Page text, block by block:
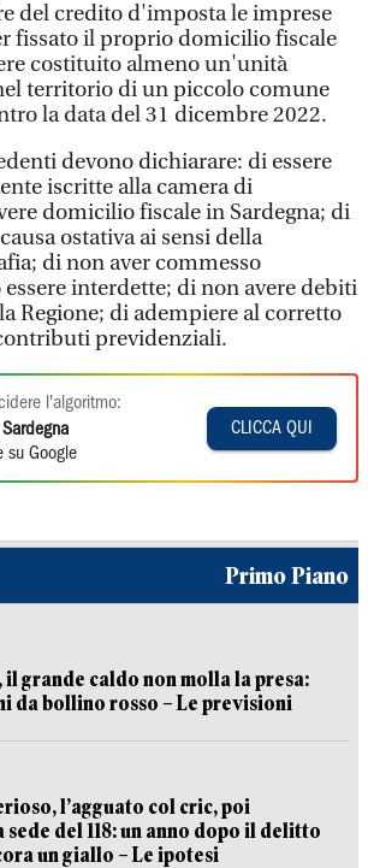
del credito d'imposta le imprese
fissato il proprio domicilio fiscale
costituito almeno un'unità
territorio di un piccolo comune
la data del 31 dicembre 2022.
devono dichiarare: di essere
iscritte alla camera di
domicilio fiscale in Sardegna; di
ostativa ai sensi della
di non aver commesso
interdette; di non avere debiti
Regione; di adempiere al corretto
previdenziali.
l'algoritmo:
Sardegna
su Google
CLICCA QUI
Primo Piano
il grande caldo non molla la presa:
da bollino rosso – Le previsioni
l’agguato col cric, poi
del 118: un anno dopo il delitto
un giallo – Le ipotesi